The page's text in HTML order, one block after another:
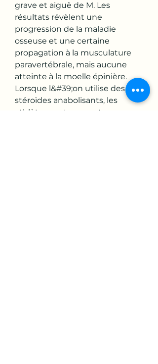
grave et aiguë de M. Les
résultats révèlent une
progression de la maladie
osseuse et une certaine
propagation à la musculature
paravertébrale, mais aucune
atteinte à la moelle épinière.
Lorsque l&#39;on utilise des
stéroïdes anabolisants, les
athlètes sont souvent